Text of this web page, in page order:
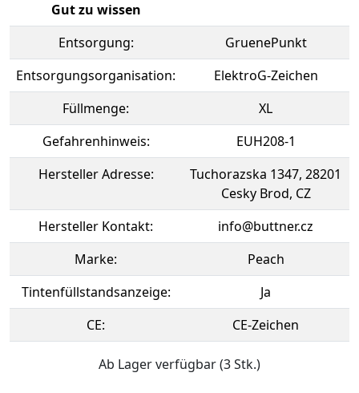
Gut zu wissen
Entsorgung:
GruenePunkt
Entsorgungsorganisation:
ElektroG-Zeichen
Füllmenge:
XL
Gefahrenhinweis:
EUH208-1
Hersteller Adresse:
Tuchorazska 1347, 28201
Cesky Brod, CZ
Hersteller Kontakt:
info@buttner.cz
Marke:
Peach
Tintenfüllstandsanzeige:
Ja
CE:
CE-Zeichen
Ab Lager verfügbar (3 Stk.)